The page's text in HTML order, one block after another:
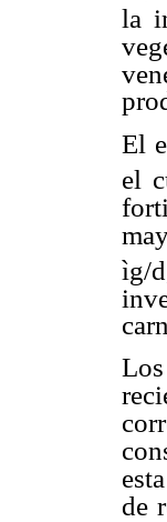
la
El
el
ìg/
de